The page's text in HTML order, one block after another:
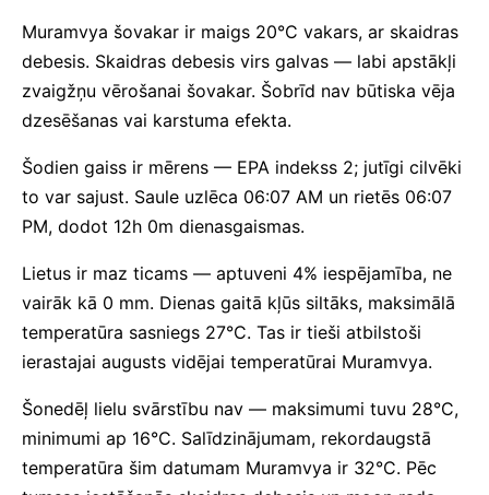
Muramvya šovakar ir maigs 20°C vakars, ar skaidras
debesis. Skaidras debesis virs galvas — labi apstākļi
zvaigžņu vērošanai šovakar. Šobrīd nav būtiska vēja
dzesēšanas vai karstuma efekta.
Šodien gaiss ir mērens — EPA indekss 2; jutīgi cilvēki
to var sajust. Saule uzlēca 06:07 AM un rietēs 06:07
PM, dodot 12h 0m dienasgaismas.
Lietus ir maz ticams — aptuveni 4% iespējamība, ne
vairāk kā 0 mm. Dienas gaitā kļūs siltāks, maksimālā
temperatūra sasniegs 27°C. Tas ir tieši atbilstoši
ierastajai augusts vidējai temperatūrai Muramvya.
Šonedēļ lielu svārstību nav — maksimumi tuvu 28°C,
minimumi ap 16°C. Salīdzinājumam, rekordaugstā
temperatūra šim datumam Muramvya ir 32°C. Pēc